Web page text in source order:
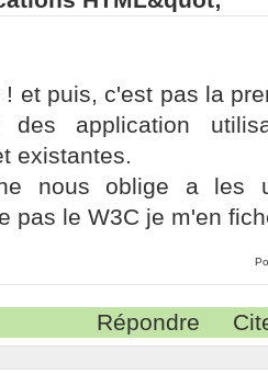
! et puis, c'est pas la
des application
existantes.
nous oblige a les
pas le W3C je m'en
Répondre